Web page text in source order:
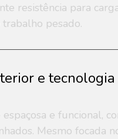
resistência para
trabalho pesado.
e tecnologia
espaçosa e funcional,
Mesmo focada